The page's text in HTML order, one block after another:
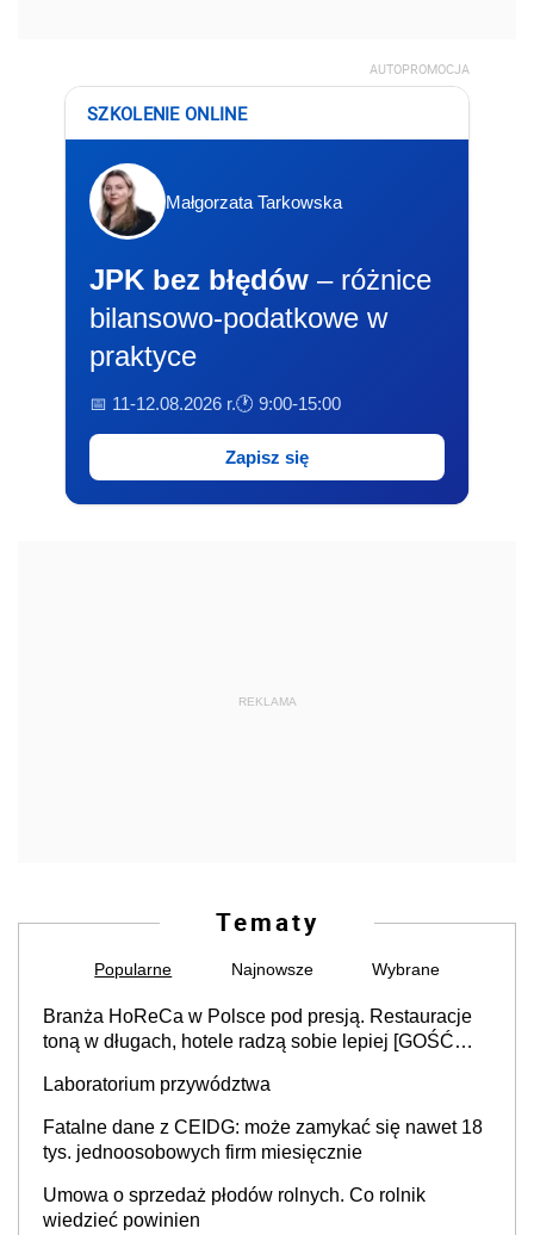
AUTOPROMOCJA
SZKOLENIE ONLINE
Małgorzata Tarkowska
JPK bez błędów – różnice
bilansowo-podatkowe w
praktyce
📅 11-12.08.2026 r.🕐 9:00-15:00
Zapisz się
REKLAMA
Tematy
Popularne Najnowsze Wybrane
Branża HoReCa w Polsce pod presją. Restauracje
toną w długach, hotele radzą sobie lepiej [GOŚĆ
Laboratorium przywództwa
Fatalne dane z CEIDG: może zamykać się nawet 18
tys. jednoosobowych firm miesięcznie
Umowa o sprzedaż płodów rolnych. Co rolnik
wiedzieć powinien